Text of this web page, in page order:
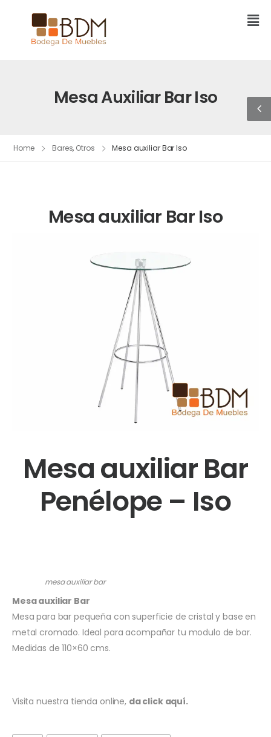
Mesa Auxiliar Bar Iso
Home Bares, Otros Mesa auxiliar Bar Iso
Mesa auxiliar Bar Iso
Mesa auxiliar Bar
Penélope – Iso
mesa auxiliar bar
Mesa auxiliar Bar
Mesa para bar pequeña con superficie de cristal y base en
metal cromado. Ideal para acompañar tu modulo de bar.
Medidas de 110×60 cms.
Visita nuestra tienda online, da click aquí.